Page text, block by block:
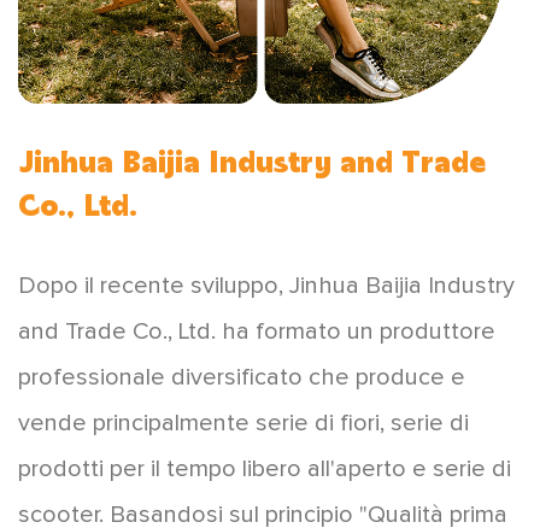
Jinhua Baijia Industry and Trade
Co., Ltd.
Dopo il recente sviluppo, Jinhua Baijia Industry
and Trade Co., Ltd. ha formato un produttore
professionale diversificato che produce e
vende principalmente serie di fiori, serie di
prodotti per il tempo libero all'aperto e serie di
scooter. Basandosi sul principio "Qualità prima